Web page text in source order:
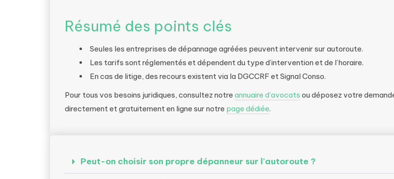
Résumé des points clés
Seules les entreprises de dépannage agréées peuvent intervenir sur autoroute.
Les tarifs sont réglementés et dépendent du type d’intervention et de l’horaire.
En cas de litige, des recours existent via la DGCCRF et Signal Conso.
Pour tous vos besoins juridiques, consultez notre annuaire d’avocats ou déposez votre
directement et gratuitement en ligne sur notre page dédiée.
Peut-on choisir son propre dépanneur sur l'autoroute ?